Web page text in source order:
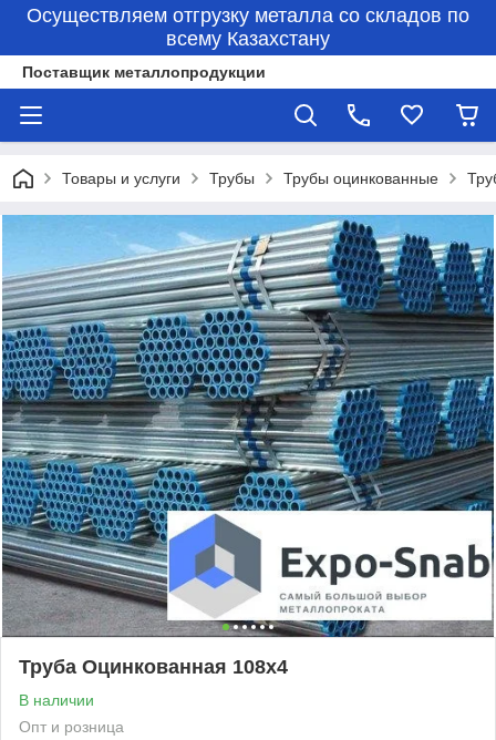
Осуществляем отгрузку металла со складов по
всему Казахстану
Поставщик металлопродукции
Товары и услуги Трубы Трубы оцинкованные
Труба Оцинкованная 108х4
В наличии
Опт и розница